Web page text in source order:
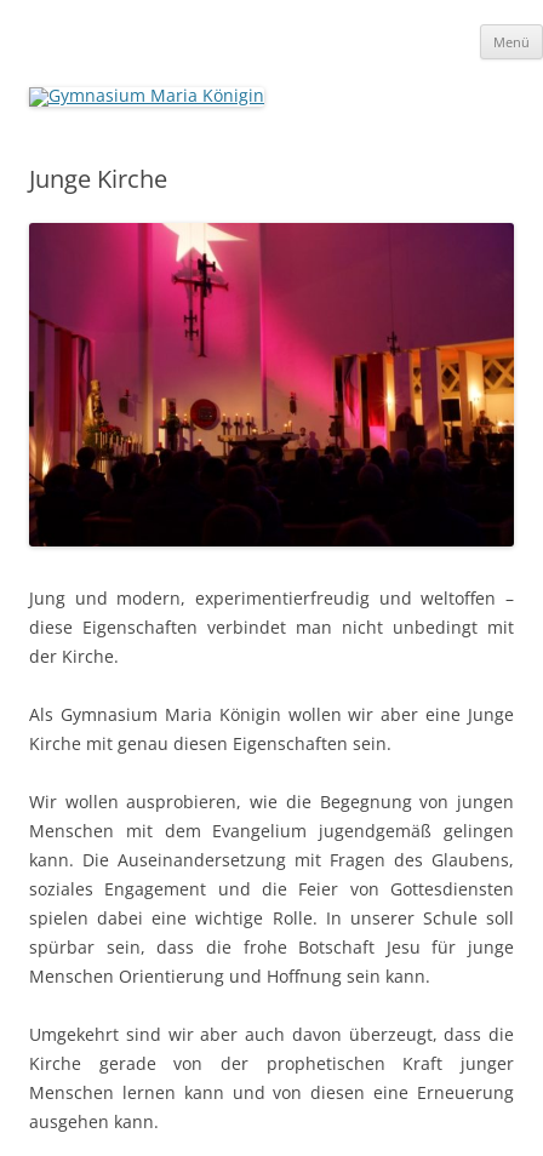
Menü
Junge Kirche
Jung und modern, experimentierfreudig und weltoffen –
diese Eigenschaften verbindet man nicht unbedingt mit
der Kirche.
Als Gymnasium Maria Königin wollen wir aber eine Junge
Kirche mit genau diesen Eigenschaften sein.
Wir wollen ausprobieren, wie die Begegnung von jungen
Menschen mit dem Evangelium jugendgemäß gelingen
kann. Die Auseinandersetzung mit Fragen des Glaubens,
soziales Engagement und die Feier von Gottesdiensten
spielen dabei eine wichtige Rolle. In unserer Schule soll
spürbar sein, dass die frohe Botschaft Jesu für junge
Menschen Orientierung und Hoffnung sein kann.
Umgekehrt sind wir aber auch davon überzeugt, dass die
Kirche gerade von der prophetischen Kraft junger
Menschen lernen kann und von diesen eine Erneuerung
ausgehen kann.